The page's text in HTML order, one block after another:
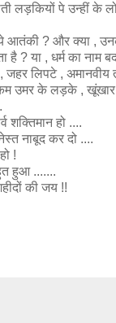
लड़कियों पे उन्हीं के
? और क्या ,
है ? या , धर्म का नाम
लिपटे , अमानवीय
उमर के लड़के , खूंखार
शक्तिमान हो ....
नाबूद कर दो ....
!
हुआ .......
की जय !!